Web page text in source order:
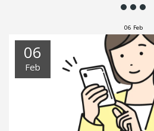
06 Feb
06
Feb